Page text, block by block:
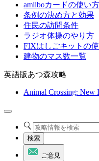
amiiboカードの使い方
条例の決め方と効果
住民の訪問条件
ラジオ体操のやり方
FIXはしごキットの
建物のマス数一覧
英語版あつ森攻略
Animal Crossing: New
検索
ご意見